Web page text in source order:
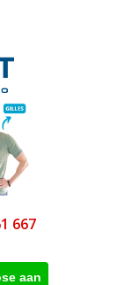
667
aan